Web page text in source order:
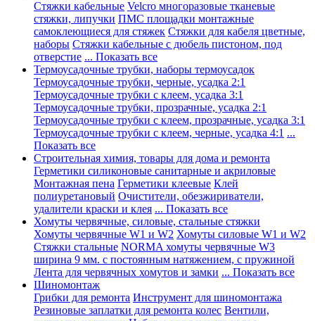
Стяжки кабельные Velcro многоразовые тканевые
стяжки, липучки ПМС площадки монтажные
самоклеющиеся для стяжек Стяжки для кабеля цветные,
наборы Стяжки кабельные с дюбель пистоном, под
отверстие ... Показать все
Термоусадочные трубки, наборы термоусадок
Термоусадочные трубки, черные, усадка 2:1
Термоусадочные трубки с клеем, усадка 3:1
Термоусадочные трубки, прозрачные, усадка 2:1
Термоусадочные трубки с клеем, прозрачные, усадка 3:1
Термоусадочные трубки с клеем, черные, усадка 4:1 ...
Показать все
Строительная химия, товары для дома и ремонта
Герметики силиконовые санитарные и акриловые
Монтажная пена Герметики клеевые Клей
полиуретановый Очистители, обезжириватели,
удалители краски и клея ... Показать все
Хомуты червячные, силовые, стальные стяжки
Хомуты червячные W1 и W2 Хомуты силовые W1 и W2
Стяжки стальные NORMA хомуты червячные W3
ширина 9 мм. с постоянным натяжением, с пружиной
Лента для червячных хомутов и замки ... Показать все
Шиномонтаж
Грибки для ремонта Инструмент для шиномонтажа
Резиновые заплатки для ремонта колес Вентили,